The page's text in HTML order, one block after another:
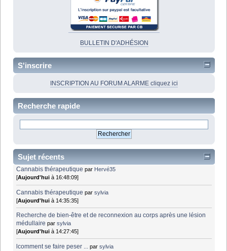
BULLETIN D'ADHÉSION
S'inscrire
INSCRIPTION AU FORUM ALARME cliquez ici
Recherche rapide
Sujet récents
Cannabis thérapeutique par Hervé35
[Aujourd'hui à 16:48:09]
Cannabis thérapeutique parsylvia
[Aujourd'hui à 14:35:35]
Recherche de bien-être et de reconnexion au corps après une lésion
médullaire parsylvia
[Aujourd'hui à 14:27:45]
lcomment se faire peser ... parsylvia